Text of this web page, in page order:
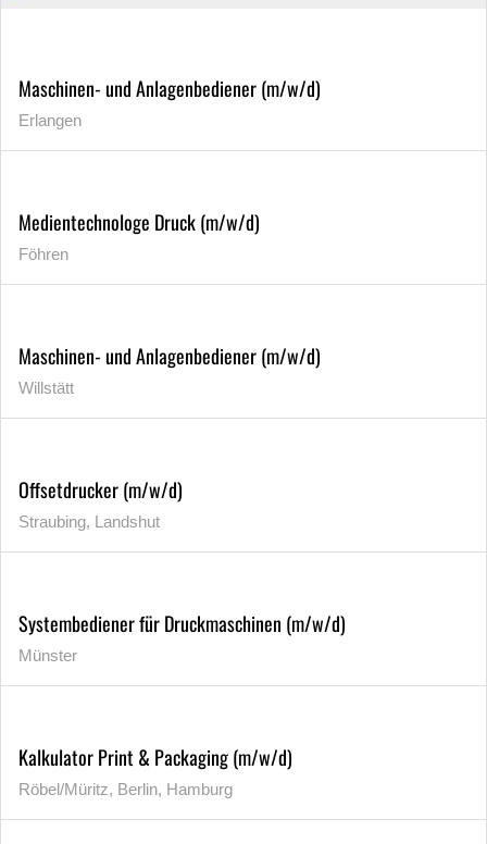
Maschinen- und Anlagenbediener (m/w/d)
Erlangen
Medientechnologe Druck (m/w/d)
Föhren
Maschinen- und Anlagenbediener (m/w/d)
Willstätt
Offsetdrucker (m/w/d)
Straubing, Landshut
Systembediener für Druckmaschinen (m/w/d)
Münster
Kalkulator Print & Packaging (m/w/d)
Röbel/Müritz, Berlin, Hamburg